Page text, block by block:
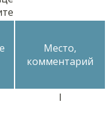
Место,
комментарий
I